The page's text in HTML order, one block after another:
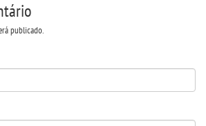
publicado.